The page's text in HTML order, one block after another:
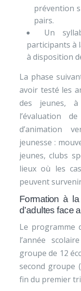
prévention
pairs.
Un
participants à
à disposition
La phase
avoir testé les
des jeunes,
l’évaluation
d’animation
jeunesse :
jeunes, clubs
lieux où les
peuvent
Formation à
d’adultes face
Le programme
l’année
groupe de 12
second groupe
fin du premier